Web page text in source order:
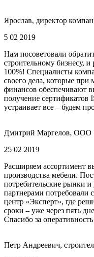
Ярослав, директор
5 02 2019
Нам посоветовали
строительному бизнесу, и
100%! Специалисты
своего дела, которые
финансов обеспечивают
получение сертификатов
устраивает все – будем
Дмитрий Маргелов, ООО
25 02 2019
Расширяем ассортимент
производства мебели.
потребительские рынки и
партнерами потребовали
центр «Эксперт», где
сроки – уже через пять
Спасибо за
Петр Андреевич,